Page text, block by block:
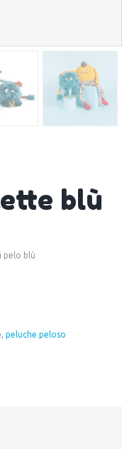
blù
pelo blù
peluche peloso